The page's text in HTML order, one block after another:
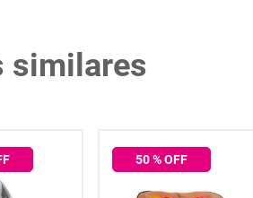
similares
50% OFF